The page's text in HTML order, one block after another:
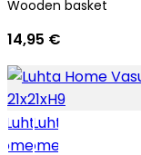
Wooden basket
14,95 €